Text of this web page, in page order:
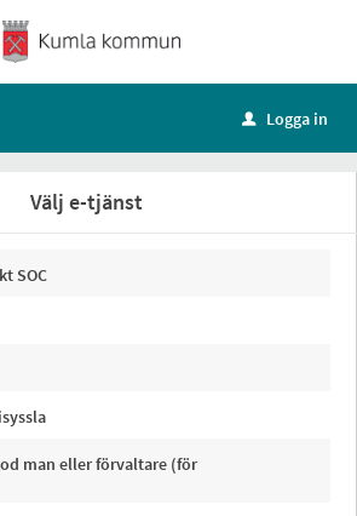
u Logga in
Välj e-tjänst
SOC
man eller förvaltare (för